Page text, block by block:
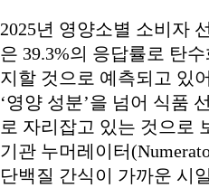
2025년 영양소별 소비자
은 39.3%의 응답률로 탄
지할 것으로 예측되고 있
‘영양 성분’을 넘어 식품
로 자리잡고 있는 것으로
기관 누머레이터
단백질 간식이 가까운 시